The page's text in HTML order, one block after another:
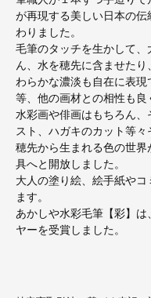
が再現する美しい日本の
わりました。
毛筆のタッチを生かして
ん、水を穂先に含ませた
わらかな濃淡も自在に表
等、他の画材との相性も良
水彩画や俳画はもちろん
スト、ハガキのカット等々
穂先から生まれる色の世
具へと開放しました。
大人の塗り絵、絵手紙や
ます。
あかしや水彩毛筆【彩】
ヤーを受賞しました。